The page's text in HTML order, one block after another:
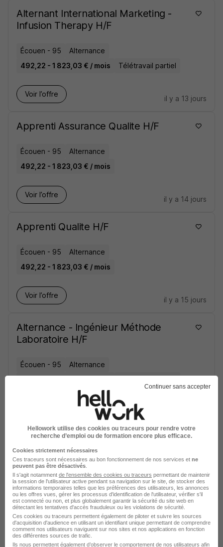
Alternant International Marketing -
Infusion Therapy H/F
Écouen - 95
Alternance
492,22 - 1 823,03 € / mois
Télétravail partiel
Voir l’offre
il y a 13 jours
Apprenti Assurance Qualite H/F
Écouen - 95
Alternance
492,22 - 1 823,03 € / mois
Voir l’offre
il y a 14 jours
Apprenti Qualite H/F
Écouen - 95
Alternance
492,22 - 1 823,03 € / mois
Voir l’offre
il y a 15 jours
Alternance - Ingénieur Méthode
Laboratoire H/F
Écouen - 95
Alternance
Stage - Assistant Projet et Assurance
Qualité Laboratoire H/F
Écouen - 95 Stage
Voir l’offre
il y a 16 jours
Ingénieur Méthodes & Data
Continuer sans accepter
Hellowork utilise des cookies ou traceurs pour rendre votre
recherche d’emploi ou de formation encore plus efficace.
Cookies strictement nécessaires
Ces traceurs sont nécessaires au bon fonctionnement de nos services et ne
peuvent pas être désactivés
Il s'agit notamment de l'ensemble des cookies ou traceurs permettant de maintenir
la session de l'utilisateur active pendant sa navigation sur le site, de stocker des
informations temporaires telles que les préférences des utilisateurs, les annonces
ou les offres vues, gérer les processus d'identification de l'utilisateur, vérifier s'il
est connecté ou non, et plus globalement garantir la sécurité du site web en
détectant les tentatives d'accès frauduleux ou les violations de sécurité.
Ces cookies ou traceurs permettent également de piloter et suivre les sources
d'acquisition d'audience en utilisant un identifiant unique permettant de comprendre
comment nos utilisateurs naviguent sur nos sites et nos applications en fonction
des différentes sources de trafic.
Ils nous permettent également d’observer le comportement de nos utilisateurs afin